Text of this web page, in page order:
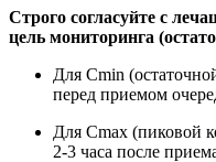
Строго согласуйте с
цель мониторинга
Для Cmin
перед приемом
Для Cmax (пиковой
2-3 часа после